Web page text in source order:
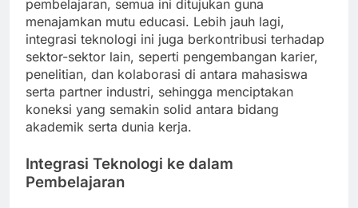
pembelajaran, semua ini ditujukan guna
menajamkan mutu educasi. Lebih jauh lagi,
integrasi teknologi ini juga berkontribusi terhadap
sektor-sektor lain, seperti pengembangan karier,
penelitian, dan kolaborasi di antara mahasiswa
serta partner industri, sehingga menciptakan
koneksi yang semakin solid antara bidang
akademik serta dunia kerja.
Integrasi Teknologi ke dalam
Pembelajaran